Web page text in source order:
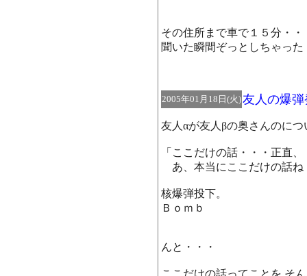
その住所まで車で１５分・・
聞いた瞬間ぞっとしちゃった
2005年01月18日(火)友人の爆弾
友人αが友人βの奥さんのに
「ここだけの話・・・正直
あ、本当にここだけの話ね
核爆弾投下。
Ｂｏｍｂ
んと・・・
ここだけの話ってことを そ